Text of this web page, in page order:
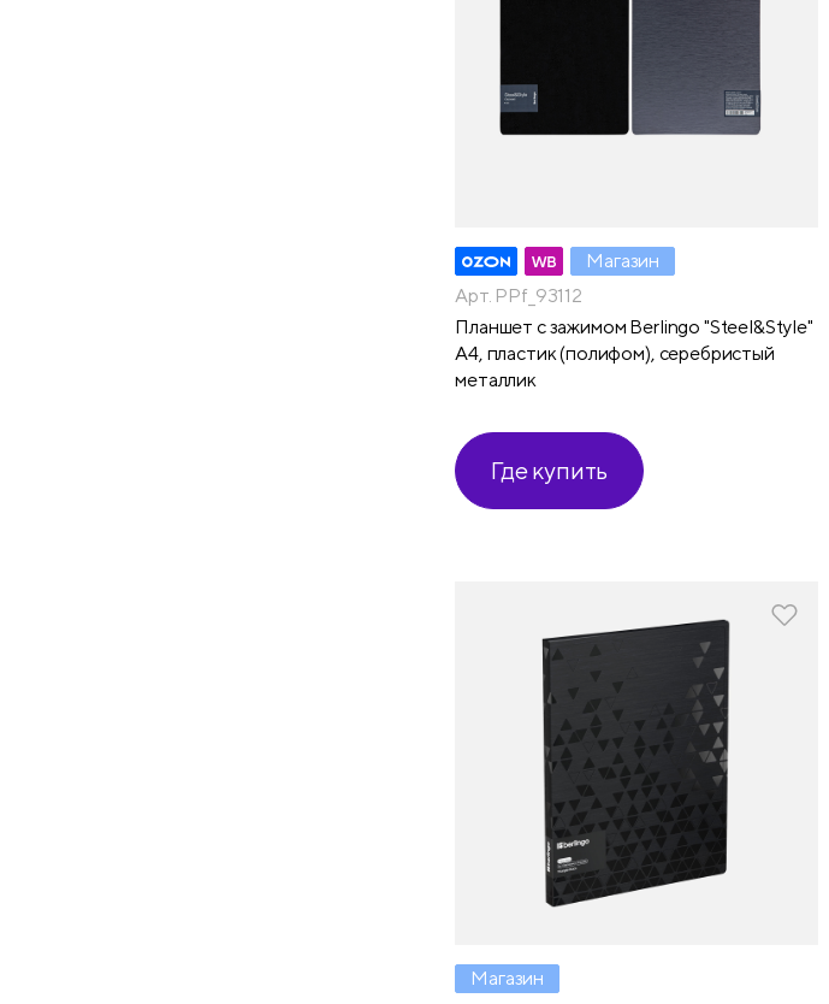
Магазин
Арт. PPf_93112
Планшет с зажимом Berlingo "Steel&Style"
А4, пластик (полифом), серебристый
металлик
Где купить
Магазин